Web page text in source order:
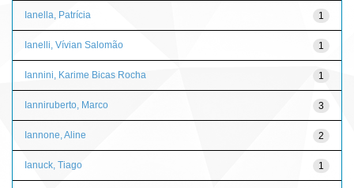
Ianella, Patrícia 1
Ianelli, Vívian Salomão 1
Iannini, Karime Bicas Rocha 1
Ianniruberto, Marco 3
Iannone, Aline 2
Ianuck, Tiago 1